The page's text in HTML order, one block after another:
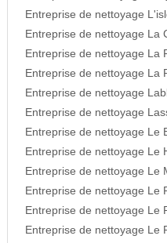
Entreprise de nettoyage
Entreprise de nettoyage La
Entreprise de nettoyage La
Entreprise de nettoyage La
Entreprise de nettoyage
Entreprise de nettoyage
Entreprise de nettoyage Le
Entreprise de nettoyage Le
Entreprise de nettoyage Le
Entreprise de nettoyage Le
Entreprise de nettoyage Le
Entreprise de nettoyage Le